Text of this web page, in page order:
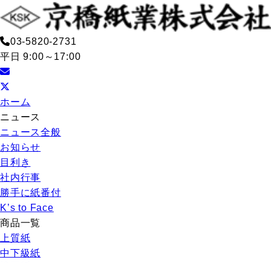
03-5820-2731
平日 9:00～17:00
ホーム
ニュース
ニュース全般
お知らせ
目利き
社内行事
勝手に紙番付
K’s to Face
商品一覧
上質紙
中下級紙